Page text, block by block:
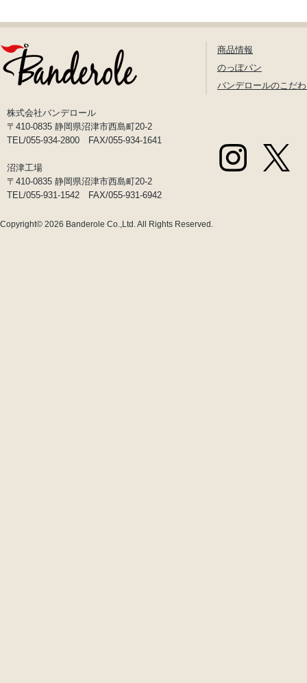
株式会社バンデロール
〒410-0835 静岡県沼津市西島町20-2
TEL/055-934-2800 FAX/055-934-1641
沼津工場
〒410-0835 静岡県沼津市西島町20-2
TEL/055-931-1542 FAX/055-931-6942
商品情報
のっぽパン
バンデロールのこだ
Copyright© 2026 Banderole Co.,Ltd.All Rights Reserved.